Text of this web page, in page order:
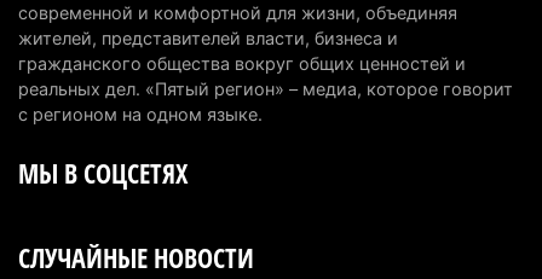
Пожар в Аксайском ущелье под Алматы
полностью ликвидирован спустя три дня
6 августа 2026 г. 08:51 238
в Алматинской области
Казахстан стал лидером Центральной Азии в
современной и комфортной для жизни, объединяя
жителей, представителей власти, бизнеса и
гражданского общества вокруг общих ценностей и
реальных дел. «Пятый регион» – медиа, которое говорит
с регионом на одном языке.
МЫ В СОЦСЕТЯХ
СЛУЧАЙНЫЕ НОВОСТИ